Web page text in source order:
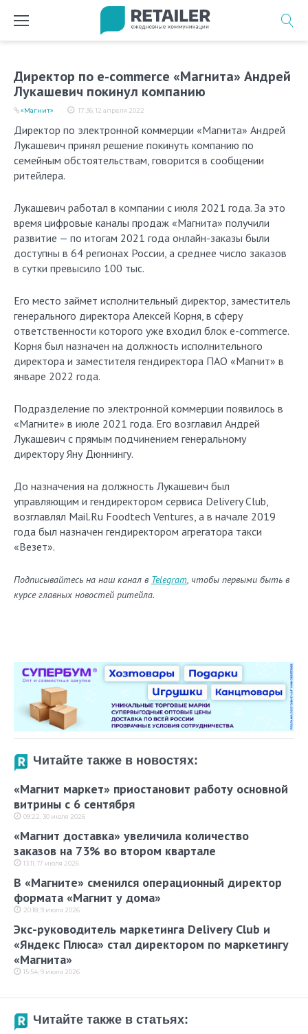
Директор по e-commerce «Магнита» Андрей
Лукашевич покинул компанию
17:36, 12 апреля 2022
«Магнит»
Директор по электронной коммерции «Магнита» Андрей
Лукашевич принял решение покинуть компанию по
семейным обстоятельствам, говорится в сообщении
ритейлера.
Лукашевич работал в компании с июля 2021 года. За это
время цифровые каналы продаж «Магнита» получили
развитие — по итогам 2021 года онлайн-заказы были
доступны в 64 регионах России, а среднее число заказов
в сутки превысило 100 тыс.
Его место займет исполнительный директор, заместитель
генерального директора Алексей Корня, в сферу
ответственности которого уже входил блок e-commerce.
Корня был назначен на должность исполнительного
директора и заместителя гендиректора ПАО «Магнит» в
январе 2022 года.
Подразделение по электронной коммерции появилось в
«Магните» в июле 2021 года. Его возглавил Андрей
Лукашевич с прямым подчинением генеральному
директору Яну Дюннингу.
До назначения на должность Лукашевич был
управляющим и гендиректором сервиса Delivery Club,
возглавлял Mail.Ru Foodtech Ventures, а в начале 2019
года был назначен гендиректором агрегатора такси
«Везет».
Подписывайтесь на наш канал в Telegram, чтобы первыми быть в
курсе главных новостей ритейла.
Читайте также в новостях:
«Магнит маркет» приостановит работу основной
витрины с 6 сентября
09:22, 30 июля 2026
«Магнит доставка» увеличила количество
заказов на 73% во втором квартале
13:11, 17 июля 2026
В «Магните» сменился операционный директор
формата «Магнит у дома»
20:18, 9 июля 2026
Экс-руководитель маркетинга Delivery Club и
«Яндекс Плюса» cтал директором по маркетингу
«Магнита»
15:54, 9 июля 2026
Читайте также в статьях: